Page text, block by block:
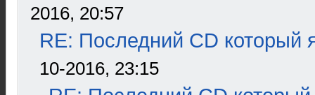
2016, 20:57
RE: Последний CD который
10-2016, 23:15